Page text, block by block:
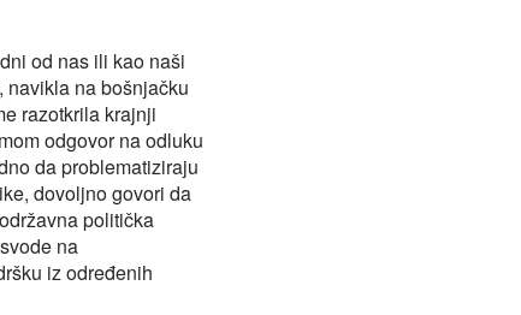
od nas ili kao naši
na bošnjačku
razotkrila krajnji
odgovor na odluku
da problematiziraju
dovoljno govori da
politička
na
iz određenih